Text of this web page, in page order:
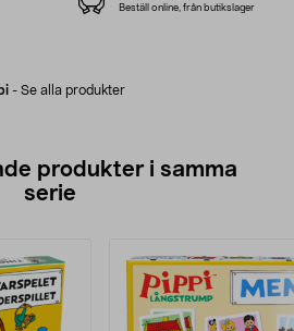
- Se alla produkter
Beställ online, från butikslager
produkter i samma
serie